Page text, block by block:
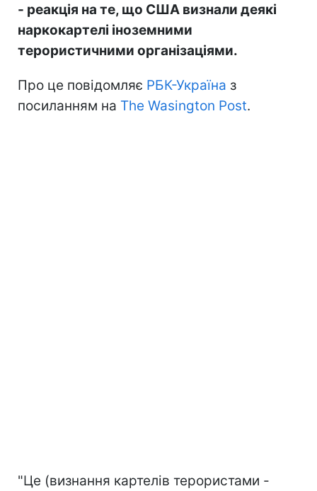
- реакція на те, що США визнали деякі
наркокартелі іноземними
терористичними організаціями.
Про це повідомляє РБК-Україна з
посиланням на The Wasington Post.
"Це (визнання картелів терористами -